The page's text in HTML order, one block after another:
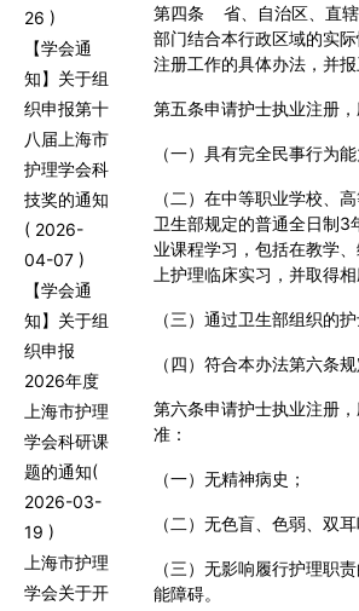
26 )
【学会通
知】关于组
织申报第十
八届上海市
护理学会科
技奖的通知
( 2026-
04-07 )
【学会通
知】关于组
织申报
2026年度
上海市护理
学会科研课
题的通知(
2026-03-
19 )
上海市护理
学会关于开
第四条
省、自治区、直
部门结合本行政区域的实
注册工作的具体办法，并报
第五条申请护士执业注册
（一）具有完全民事行为能
（二）在中等职业学校、
卫生部规定的普通全日制 3
业课程学习，包括在教学
上护理临床实习，并取得相
（三）通过卫生部组织的
（四）符合本办法第六条
第六条申请护士执业注册
准：
（一）无精神病史；
（二）无色盲、色弱、双
（三）无影响履行护理职
能障碍。